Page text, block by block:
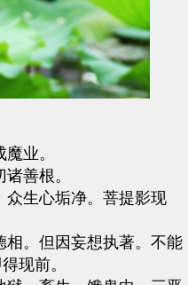
业。
善根。
生心垢净。菩提影现
。但因妄想执著。不能
现前。